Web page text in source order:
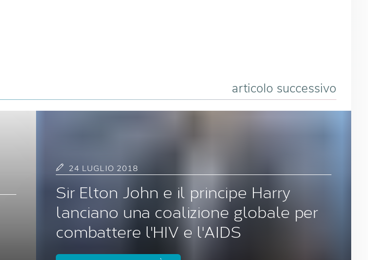
articolo successivo
24 LUGLIO 2018
Sir Elton John e il principe Harry
lanciano una coalizione globale per
combattere l'HIV e l'AIDS